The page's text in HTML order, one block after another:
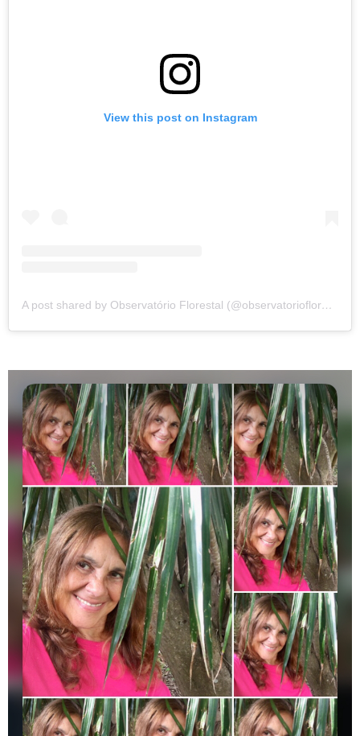
View this post on Instagram
A post shared by Observatório Florestal (@observatorioflorestal)